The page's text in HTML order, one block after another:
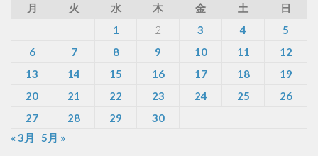
月
火 水 木 金 土
日
1
2 3 4
5
6
7 8 9 10 11
12
13
14 15 16 17 18
19
20
21 22 23 24 25
26
27
28 29
30
« 3月
5月 »